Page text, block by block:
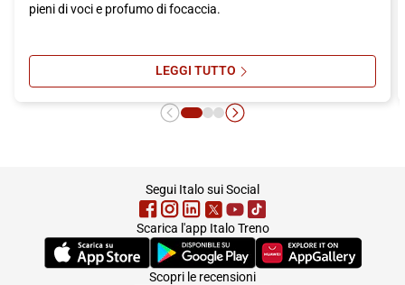
pieni di voci e profumo di focaccia.
LEGGI TUTTOSU COSA VEDERE A BARI:
Segui Italo sui Social
Scarica l'app Italo Treno
(Si apre in una nuova scheda)(Si apre in una nuova scheda)
(Si apre in una nuova
Scopri le recensioni